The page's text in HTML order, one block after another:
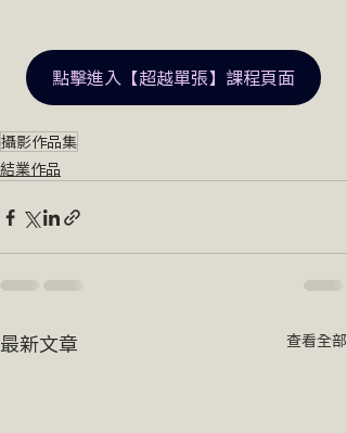
點擊進入【超越單張】課程頁面
攝影作品集
結業作品
最新文章 查看全部